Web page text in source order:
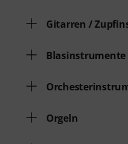
Gitarren /
Blasinstrumente
Orgeln